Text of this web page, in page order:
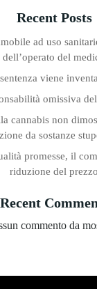
Recent Posts
ad uso
dell’operato del
viene
omissiva
cannabis non
da sostanze
promesse, il
riduzione del prezzo
Recent
commento da